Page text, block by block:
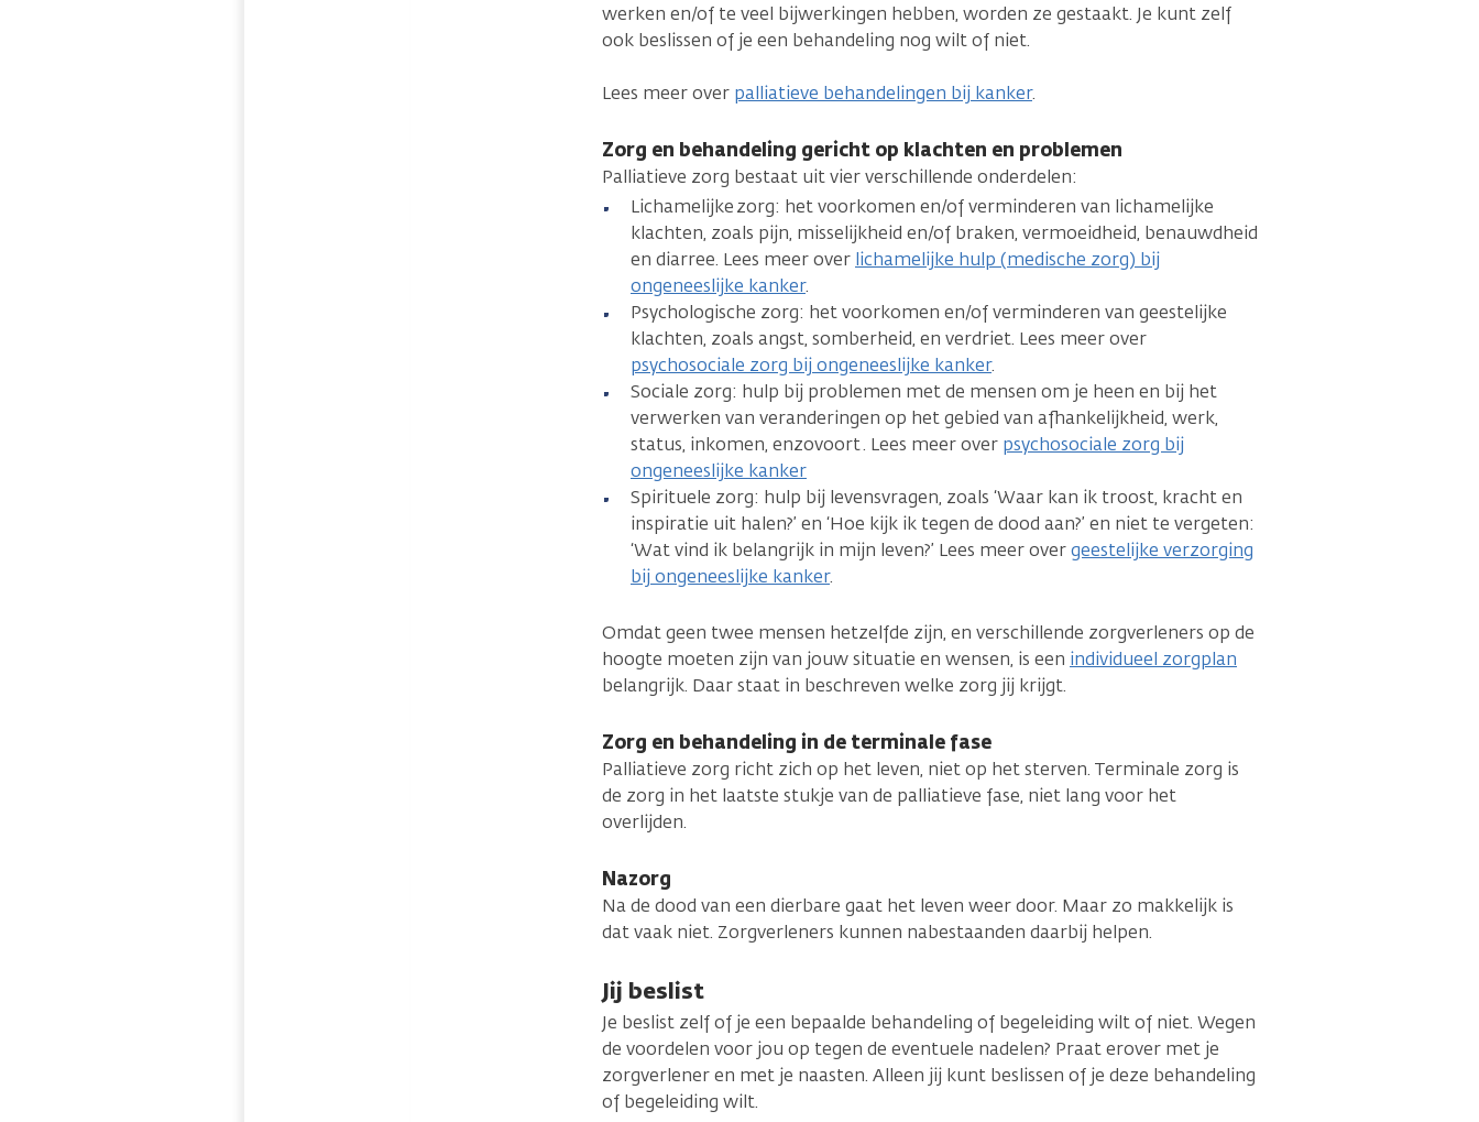
werken en/of te veel bijwerkingen hebben, worden ze gestaakt. Je kunt zelf
ook beslissen of je een behandeling nog wilt of niet.
Lees meer over palliatieve behandelingen bij kanker.
Zorg en behandeling gericht op klachten en problemen
Palliatieve zorg bestaat uit vier verschillende onderdelen:
Lichamelijke zorg: het voorkomen en/of verminderen van lichamelijke
klachten, zoals pijn, misselijkheid en/of braken, vermoeidheid, benauwdheid
en diarree. Lees meer over lichamelijke hulp (medische zorg) bij
ongeneeslijke kanker.
Psychologische zorg: het voorkomen en/of verminderen van geestelijke
klachten, zoals angst, somberheid, en verdriet. Lees meer over
psychosociale zorg bij ongeneeslijke kanker.
Sociale zorg: hulp bij problemen met de mensen om je heen en bij het
verwerken van veranderingen op het gebied van afhankelijkheid, werk,
status, inkomen, enzovoort . Lees meer over psychosociale zorg bij
ongeneeslijke kanker
Spirituele zorg: hulp bij levensvragen, zoals ‘Waar kan ik troost, kracht en
inspiratie uit halen?’ en ‘Hoe kijk ik tegen de dood aan?’ en niet te vergeten:
‘Wat vind ik belangrijk in mijn leven?’ Lees meer overgeestelijke verzorging
bij ongeneeslijke kanker.
Omdat geen twee mensen hetzelfde zijn, en verschillende zorgverleners op de
hoogte moeten zijn van jouw situatie en wensen, is een individueel zorgplan
belangrijk. Daar staat in beschreven welke zorg jij krijgt.
Zorg en behandeling in de terminale fase
Palliatieve zorg richt zich op het leven, niet op het sterven. Terminale zorg is
de zorg in het laatste stukje van de palliatieve fase, niet lang voor het
overlijden.
Nazorg
Na de dood van een dierbare gaat het leven weer door. Maar zo makkelijk is
dat vaak niet. Zorgverleners kunnen nabestaanden daarbij helpen.
Jij beslist
Je beslist zelf of je een bepaalde behandeling of begeleiding wilt of niet. Wegen
de voordelen voor jou op tegen de eventuele nadelen? Praat erover met je
zorgverlener en met je naasten. Alleen jij kunt beslissen of je deze behandeling
of begeleiding wilt.